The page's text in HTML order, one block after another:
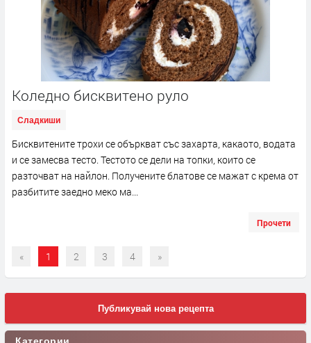
Коледно бисквитено руло
Сладкиши
Бисквитените трохи се объркват със захарта, какаото, водата
и се замесва тесто. Тестото се дели на топки, които се
разточват на найлон. Получените блатове се мажат с крема от
разбитите заедно меко ма...
Прочети
« 1 2 3 4 »
Публикувай нова рецепта